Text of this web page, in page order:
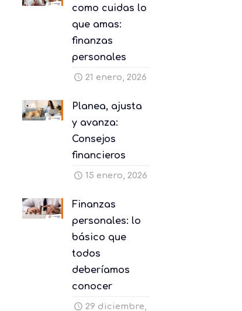
como cuidas lo
que amas:
finanzas
personales
21 enero, 2026
Planea, ajusta
y avanza:
Consejos
financieros
15 enero, 2026
Finanzas
personales: lo
básico que
todos
deberíamos
conocer
29 diciembre,